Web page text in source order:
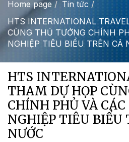
Home page
Tin tức
HTS INTERNATIONAL
CÙNG THỦ TƯỚNG CHÍNH
NGHIỆP TIÊU BIỂU TRÊN CẢ
HTS
THAM DỰ HỌP
CHÍNH PHỦ VÀ
NGHIỆP TIÊU BIỂU
NƯỚC